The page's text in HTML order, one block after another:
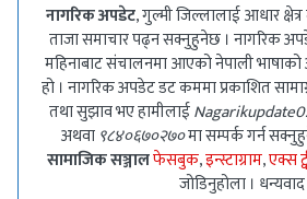
नागरिक अपडेट, गुल्मी जिल्लालाई आधार
ताजा समाचार पढ्न सक्नुहुनेछ । नागरिक
महिनाबाट संचालनमा आएको नेपाली भाषाको
हो । नागरिक अपडेट डट कममा प्रकाशित
तथा सुझाव भए हामीलाई
अथवा ९८४०६७०२७०मा सम्पर्क गर्न
सामाजिक सञ्जालफेसबुक,इन्स्टाग्राम,एक्स
जोडिनुहोला ।